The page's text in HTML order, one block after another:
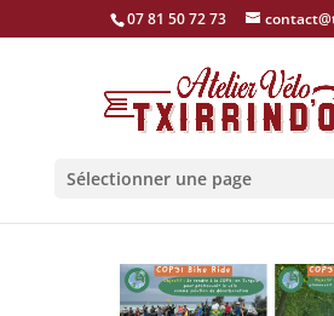
07 81 50 72 73
Sélectionner une page